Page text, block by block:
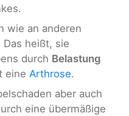
wie an anderen
Das heißt, sie
durch Belastung
eine Arthrose.
aber auch
eine übermäßige